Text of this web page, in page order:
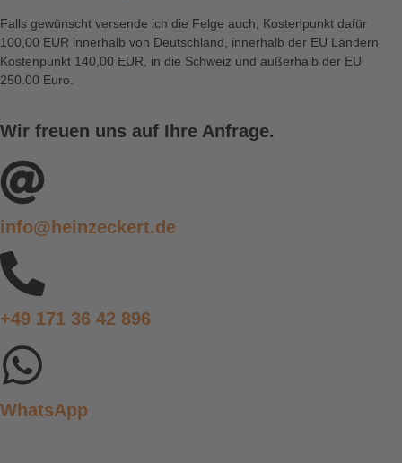
Falls gewünscht versende ich die Felge auch, Kostenpunkt dafür
100,00 EUR innerhalb von Deutschland, innerhalb der EU Ländern
Kostenpunkt 140,00 EUR, in die Schweiz und außerhalb der EU
250.00 Euro.
Wir freuen uns auf Ihre Anfrage.
info@heinzeckert.de
+49 171 36 42 896
WhatsApp